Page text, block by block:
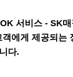
서비스 - SK매
에게 제공되는
다.